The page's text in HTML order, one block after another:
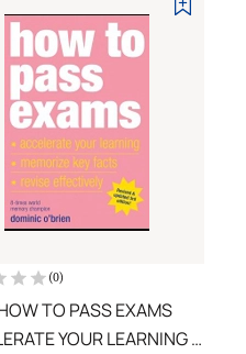
(0)
TO PASS EXAMS
YOUR LEARNING -